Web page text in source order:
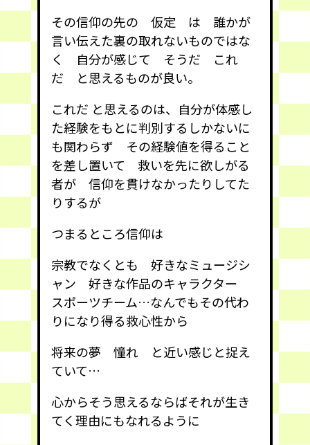
その信仰の先の 仮定 は 誰かが
言い伝えた裏の取れないものではな
く 自分が感じて そうだ これ
だ と思えるものが良い。
これだ と思えるのは、自分が体感し
た経験をもとに判別するしかないに
も関わらず その経験値を得ること
を差し置いて 救いを先に欲しがる
者が 信仰を貫けなかったりしてた
りするが
つまるところ信仰は
宗教でなくとも 好きなミュージシ
ャン 好きな作品のキャラクター
スポーツチーム…なんでもその代わ
りになり得る救心性から
将来の夢 憧れ と近い感じと捉え
ていて…
心からそう思えるならばそれが生き
てく理由にもなれるように